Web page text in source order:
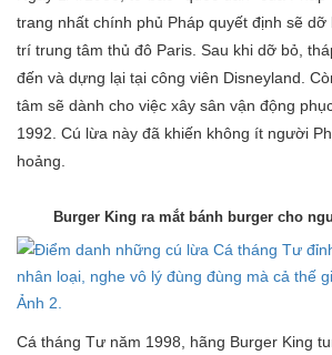
trang nhất chính phủ Pháp quyết định sẽ dỡ
trí trung tâm thủ đô Paris. Sau khi dỡ bỏ,
đến và dựng lại tại công viên Disneyland.
tâm sẽ dành cho việc xây sân vận động
1992. Cú lừa này đã khiến không ít người
hoảng.
Burger King ra mắt bánh burger cho
Cá tháng Tư năm 1998, hãng Burger King